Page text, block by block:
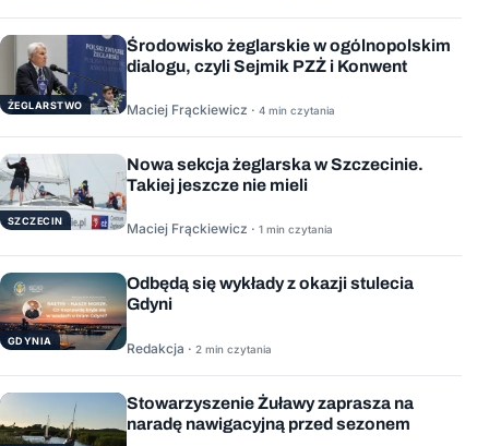
ŻEGLARSTWO
Środowisko żeglarskie w ogólnopolskim
dialogu, czyli Sejmik PZŻ i Konwent
Maciej Frąckiewicz · 4 min czytania
SZCZECIN
Nowa sekcja żeglarska w Szczecinie.
Takiej jeszcze nie mieli
Maciej Frąckiewicz · 1 min czytania
GDYNIA
Odbędą się wykłady z okazji stulecia
Gdyni
Redakcja · 2 min czytania
Stowarzyszenie Żuławy zaprasza na
naradę nawigacyjną przed sezonem